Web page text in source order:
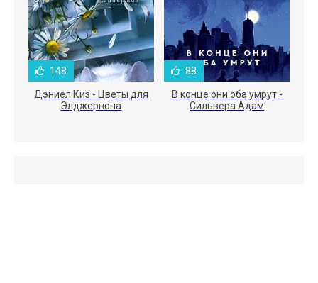
148
Дэниел Киз - Цветы для
Элджернона
88
В конце они оба умрут -
Сильвера Адам